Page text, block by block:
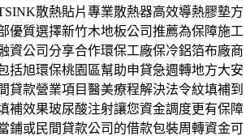
散熱貼片專業散熱器高效導熱膠墊方
優質選擇新竹木地板公司推薦為保障施工
資公司分享合作環保工廠保冷鋁箔布廠商
括旭環保桃園區幫助申貸急週轉地方大安
貸款營業項目醫美療程解決法令紋填補到
補效果玻尿酸注射讓您資金調度更有保障
鋪或民間貸款公司的借款包裝周轉資金可